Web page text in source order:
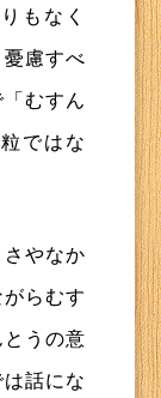
もなく
慮すべ
むすん
ではな
やなか
らむす
うの意
話にな